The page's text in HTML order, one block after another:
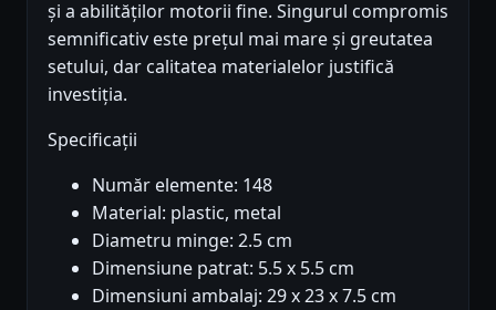
și a abilităților motorii fine. Singurul compromis
semnificativ este prețul mai mare și greutatea
setului, dar calitatea materialelor justifică
investiția.
Specificații
Număr elemente: 148
Material: plastic, metal
Diametru minge: 2.5 cm
Dimensiune patrat: 5.5 x 5.5 cm
Dimensiuni ambalaj: 29 x 23 x 7.5 cm